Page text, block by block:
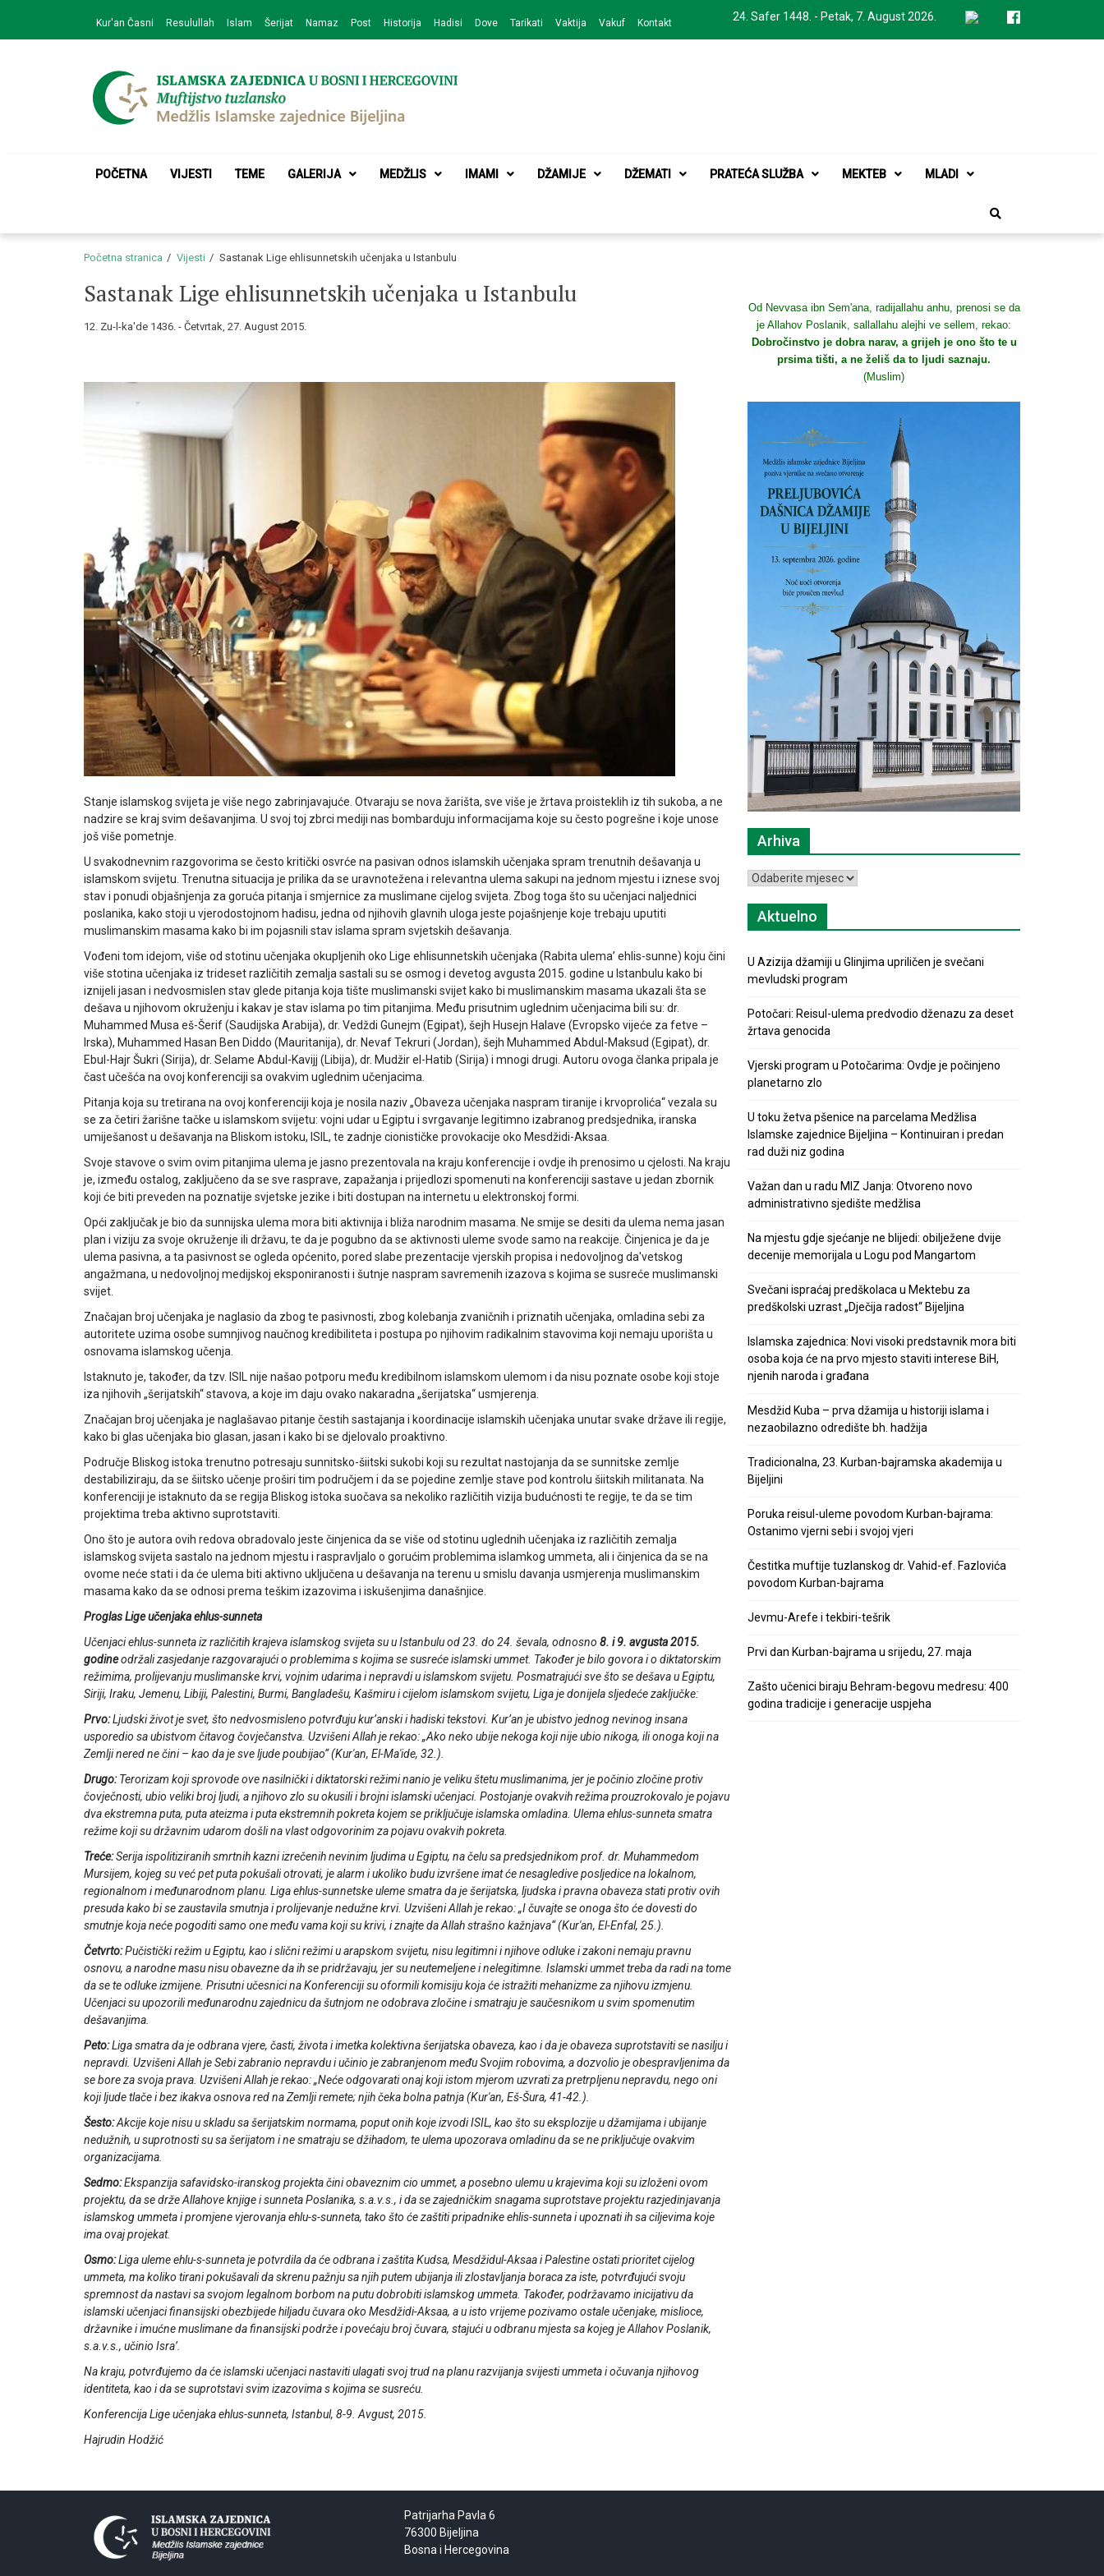
navigation
content
24. Safer 1448. - Petak, 7. August 2026.
Kur'an Časni Resulullah Islam Šerijat Namaz Post Historija Hadisi Dove Tarikati Vaktija Vakuf Kontakt
Medžlis Islamske zajednice Bijeljina
POČETNA VIJESTI TEME GALERIJA MEDŽLIS IMAMI DŽAMIJE DŽEMATI PRATEĆA SLUŽBA MEKTEB MLADI
Početna stranica Vijesti Sastanak Lige ehlisunnetskih učenjaka u Istanbulu
Sastanak Lige ehlisunnetskih učenjaka u Istanbulu
12. Zu-l-ka'de 1436. - Četvrtak, 27. August 2015.
Stanje islamskog svijeta je više nego zabrinjavajuće. Otvaraju se nova žarišta, sve više je žrtava proisteklih iz tih sukoba, a ne
nadzire se kraj svim dešavanjima. U svoj toj zbrci mediji nas bombarduju informacijama koje su često pogrešne i koje unose
još više pometnje.
U svakodnevnim razgovorima se često kritički osvrće na pasivan odnos islamskih učenjaka spram trenutnih dešavanja u
islamskom svijetu. Trenutna situacija je prilika da se uravnotežena i relevantna ulema sakupi na jednom mjestu i iznese svoj
stav i ponudi objašnjenja za goruća pitanja i smjernice za muslimane cijelog svijeta. Zbog toga što su učenjaci naljednici
poslanika, kako stoji u vjerodostojnom hadisu, jedna od njihovih glavnih uloga jeste pojašnjenje koje trebaju uputiti
muslimanskim masama kako bi im pojasnili stav islama spram svjetskih dešavanja.
Vođeni tom idejom, više od stotinu učenjaka okupljenih oko Lige ehlisunnetskih učenjaka (Rabita ulema’ ehlis-sunne) koju čini
više stotina učenjaka iz trideset različitih zemalja sastali su se osmog i devetog avgusta 2015. godine u Istanbulu kako bi
iznijeli jasan i nedvosmislen stav glede pitanja koja tište muslimanski svijet kako bi muslimanskim masama ukazali šta se
dešava u njihovom okruženju i kakav je stav islama po tim pitanjima. Među prisutnim uglednim učenjacima bili su: dr.
Muhammed Musa eš-Šerif (Saudijska Arabija), dr. Vedždi Gunejm (Egipat), šejh Husejn Halave (Evropsko vijeće za fetve –
Irska), Muhammed Hasan Ben Diddo (Mauritanija), dr. Nevaf Tekruri (Jordan), šejh Muhammed Abdul-Maksud (Egipat), dr.
Ebul-Hajr Šukri (Sirija), dr. Selame Abdul-Kavijj (Libija), dr. Mudžir el-Hatib (Sirija) i mnogi drugi. Autoru ovoga članka pripala je
čast učešća na ovoj konferenciji sa ovakvim uglednim učenjacima.
Pitanja koja su tretirana na ovoj konferenciji koja je nosila naziv „Obaveza učenjaka naspram tiranije i krvoprolića“ vezala su
se za četiri žarišne tačke u islamskom svijetu: vojni udar u Egiptu i svrgavanje legitimno izabranog predsjednika, iranska
umiješanost u dešavanja na Bliskom istoku, ISIL, te zadnje cionističke provokacije oko Mesdžidi-Aksaa.
Svoje stavove o svim ovim pitanjima ulema je jasno prezentovala na kraju konferencije i ovdje ih prenosimo u cjelosti. Na kraju
je, između ostalog, zaključeno da se sve rasprave, zapažanja i prijedlozi spomenuti na konferenciji sastave u jedan zbornik
koji će biti preveden na poznatije svjetske jezike i biti dostupan na internetu u elektronskoj formi.
Opći zaključak je bio da sunnijska ulema mora biti aktivnija i bliža narodnim masama. Ne smije se desiti da ulema nema jasan
plan i viziju za svoje okruženje ili državu, te da je pogubno da se aktivnosti uleme svode samo na reakcije. Činjenica je da je
ulema pasivna, a ta pasivnost se ogleda općenito, pored slabe prezentacije vjerskih propisa i nedovoljnog da'vetskog
angažmana, u nedovoljnoj medijskoj eksponiranosti i šutnje naspram savremenih izazova s kojima se susreće muslimanski
svijet.
Značajan broj učenjaka je naglasio da zbog te pasivnosti, zbog kolebanja zvaničnih i priznatih učenjaka, omladina sebi za
autoritete uzima osobe sumnjivog naučnog kredibiliteta i postupa po njihovim radikalnim stavovima koji nemaju uporišta u
osnovama islamskog učenja.
Istaknuto je, također, da tzv. ISIL nije našao potporu među kredibilnom islamskom ulemom i da nisu poznate osobe koji stoje
iza njihovih „šerijatskih“ stavova, a koje im daju ovako nakaradna „šerijatska“ usmjerenja.
Značajan broj učenjaka je naglašavao pitanje čestih sastajanja i koordinacije islamskih učenjaka unutar svake države ili regije,
kako bi glas učenjaka bio glasan, jasan i kako bi se djelovalo proaktivno.
Područje Bliskog istoka trenutno potresaju sunnitsko-šiitski sukobi koji su rezultat nastojanja da se sunnitske zemlje
destabiliziraju, da se šiitsko učenje proširi tim područjem i da se pojedine zemlje stave pod kontrolu šiitskih militanata. Na
konferenciji je istaknuto da se regija Bliskog istoka suočava sa nekoliko različitih vizija budućnosti te regije, te da se tim
projektima treba aktivno suprotstaviti.
Ono što je autora ovih redova obradovalo jeste činjenica da se više od stotinu uglednih učenjaka iz različitih zemalja
islamskog svijeta sastalo na jednom mjestu i raspravljalo o gorućim problemima islamkog ummeta, ali i činjenica da se na
ovome neće stati i da će ulema biti aktivno uključena u dešavanja na terenu u smislu davanja usmjerenja muslimanskim
masama kako da se odnosi prema teškim izazovima i iskušenjima današnjice.
Proglas Lige učenjaka ehlus-sunneta
Učenjaci ehlus-sunneta iz različitih krajeva islamskog svijeta su u Istanbulu od 23. do 24. ševala, odnosno 8. i 9. avgusta 2015.
godineodržali zasjedanje razgovarajući o problemima s kojima se susreće islamski ummet. Također je bilo govora i o diktatorskim
režimima, prolijevanju muslimanske krvi, vojnim udarima i nepravdi u islamskom svijetu. Posmatrajući sve što se dešava u Egiptu,
Siriji, Iraku, Jemenu, Libiji, Palestini, Burmi, Bangladešu, Kašmiru i cijelom islamskom svijetu, Liga je donijela sljedeće zaključke:
Prvo:Ljudski život je svet, što nedvosmisleno potvrđuju kur’anski i hadiski tekstovi. Kur’an je ubistvo jednog nevinog insana
usporedio sa ubistvom čitavog čovječanstva. Uzvišeni Allah je rekao: „Ako neko ubije nekoga koji nije ubio nikoga, ili onoga koji na
Zemlji nered ne čini – kao da je sve ljude poubijao“ (Kur'an, El-Ma'ide, 32.).
Drugo:Terorizam koji sprovode ove nasilnički i diktatorski režimi nanio je veliku štetu muslimanima, jer je počinio zločine protiv
čovječnosti, ubio veliki broj ljudi, a njihovo zlo su okusili i brojni islamski učenjaci. Postojanje ovakvih režima prouzrokovalo je pojavu
dva ekstremna puta, puta ateizma i puta ekstremnih pokreta kojem se priključuje islamska omladina. Ulema ehlus-sunneta smatra
režime koji su državnim udarom došli na vlast odgovorinim za pojavu ovakvih pokreta.
Treće:Serija ispolitiziranih smrtnih kazni izrečenih nevinim ljudima u Egiptu, na čelu sa predsjednikom prof. dr. Muhammedom
Mursijem, kojeg su već pet puta pokušali otrovati, je alarm i ukoliko budu izvršene imat će nesagledive posljedice na lokalnom,
regionalnom i međunarodnom planu. Liga ehlus-sunnetske uleme smatra da je šerijatska, ljudska i pravna obaveza stati protiv ovih
presuda kako bi se zaustavila smutnja i prolijevanje nedužne krvi. Uzvišeni Allah je rekao: „I čuvajte se onoga što će dovesti do
smutnje koja neće pogoditi samo one među vama koji su krivi, i znajte da Allah strašno kažnjava“ (Kur'an, El-Enfal, 25.).
Četvrto:Pučistički režim u Egiptu, kao i slični režimi u arapskom svijetu, nisu legitimni i njihove odluke i zakoni nemaju pravnu
osnovu, a narodne masu nisu obavezne da ih se pridržavaju, jer su neutemeljene i nelegitimne. Islamski ummet treba da radi na tome
da se te odluke izmijene. Prisutni učesnici na Konferenciji su oformili komisiju koja će istražiti mehanizme za njihovu izmjenu.
Učenjaci su upozorili međunarodnu zajednicu da šutnjom ne odobrava zločine i smatraju je saučesnikom u svim spomenutim
dešavanjima.
Peto:Liga smatra da je odbrana vjere, časti, života i imetka kolektivna šerijatska obaveza, kao i da je obaveza suprotstaviti se nasilju i
nepravdi. Uzvišeni Allah je Sebi zabranio nepravdu i učinio je zabranjenom među Svojim robovima, a dozvolio je obespravljenima da
se bore za svoja prava. Uzvišeni Allah je rekao: „Neće odgovarati onaj koji istom mjerom uzvrati za pretrpljenu nepravdu, nego oni
koji ljude tlače i bez ikakva osnova red na Zemlji remete; njih čeka bolna patnja (Kur'an, Eš-Šura, 41-42.).
Šesto:Akcije koje nisu u skladu sa šerijatskim normama, poput onih koje izvodi ISIL, kao što su eksplozije u džamijama i ubijanje
nedužnih, u suprotnosti su sa šerijatom i ne smatraju se džihadom, te ulema upozorava omladinu da se ne priključuje ovakvim
organizacijama.
Sedmo:Ekspanzija safavidsko-iranskog projekta čini obaveznim cio ummet, a posebno ulemu u krajevima koji su izloženi ovom
projektu, da se drže Allahove knjige i sunneta Poslanika, s.a.v.s., i da se zajedničkim snagama suprotstave projektu razjedinjavanja
islamskog ummeta i promjene vjerovanja ehlu-s-sunneta, tako što će zaštiti pripadnike ehlis-sunneta i upoznati ih sa ciljevima koje
ima ovaj projekat.
Osmo:Liga uleme ehlu-s-sunneta je potvrdila da će odbrana i zaštita Kudsa, Mesdžidul-Aksaa i Palestine ostati prioritet cijelog
ummeta, ma koliko tirani pokušavali da skrenu pažnju sa njih putem ubijanja ili zlostavljanja boraca za iste, potvrđujući svoju
spremnost da nastavi sa svojom legalnom borbom na putu dobrobiti islamskog ummeta. Također, podržavamo inicijativu da
islamski učenjaci finansijski obezbijede hiljadu čuvara oko Mesdžidi-Aksaa, a u isto vrijeme pozivamo ostale učenjake, mislioce,
državnike i imućne muslimane da finansijski podrže i povećaju broj čuvara, stajući u odbranu mjesta sa kojeg je Allahov Poslanik,
s.a.v.s., učinio Isra’.
Na kraju, potvrđujemo da će islamski učenjaci nastaviti ulagati svoj trud na planu razvijanja svijesti ummeta i očuvanja njihovog
identiteta, kao i da se suprotstavi svim izazovima s kojima se susreću.
Konferencija Lige učenjaka ehlus-sunneta, Istanbul, 8-9. Avgust, 2015.
Hajrudin Hodžić
Od Nevvasa ibn Sem'ana, radijallahu anhu, prenosi se da
je Allahov Poslanik, sallallahu alejhi ve sellem, rekao:
Dobročinstvo je dobra narav, a grijeh je ono što te u
prsima tišti, a ne želiš da to ljudi saznaju.
(Muslim)
Arhiva
Arhiva
Aktuelno
U Azizija džamiji u Glinjima upriličen je svečani
mevludski program
Potočari: Reisul-ulema predvodio dženazu za deset
žrtava genocida
Vjerski program u Potočarima: Ovdje je počinjeno
planetarno zlo
U toku žetva pšenice na parcelama Medžlisa
Islamske zajednice Bijeljina – Kontinuiran i predan
rad duži niz godina
Važan dan u radu MIZ Janja: Otvoreno novo
administrativno sjedište medžlisa
Na mjestu gdje sjećanje ne blijedi: obilježene dvije
decenije memorijala u Logu pod Mangartom
Svečani ispraćaj predškolaca u Mektebu za
predškolski uzrast „Dječija radost“ Bijeljina
Islamska zajednica: Novi visoki predstavnik mora biti
osoba koja će na prvo mjesto staviti interese BiH,
njenih naroda i građana
Mesdžid Kuba – prva džamija u historiji islama i
nezaobilazno odredište bh. hadžija
Tradicionalna, 23. Kurban-bajramska akademija u
Bijeljini
Poruka reisul-uleme povodom Kurban-bajrama:
Ostanimo vjerni sebi i svojoj vjeri
Čestitka muftije tuzlanskog dr. Vahid-ef. Fazlovića
povodom Kurban-bajrama
Jevmu-Arefe i tekbiri-tešrik
Prvi dan Kurban-bajrama u srijedu, 27. maja
Zašto učenici biraju Behram-begovu medresu: 400
godina tradicije i generacije uspjeha
Patrijarha Pavla 6
76300 Bijeljina
Bosna i Hercegovina